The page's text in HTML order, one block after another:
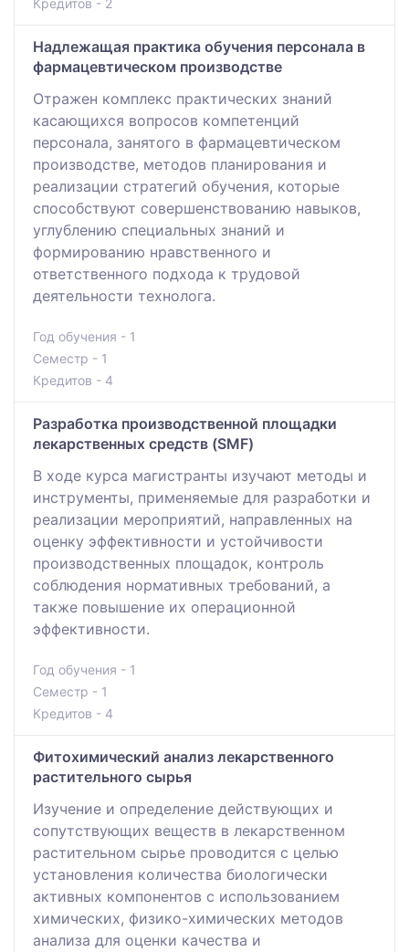
Кредитов - 2
Надлежащая практика обучения персонала в
фармацевтическом производстве
Отражен комплекс практических знаний
касающихся вопросов компетенций
персонала, занятого в фармацевтическом
производстве, методов планирования и
реализации стратегий обучения, которые
способствуют совершенствованию навыков,
углублению специальных знаний и
формированию нравственного и
ответственного подхода к трудовой
деятельности технолога.
Год обучения - 1
Семестр - 1
Кредитов - 4
Разработка производственной площадки
лекарственных средств (SMF)
В ходе курса магистранты изучают методы и
инструменты, применяемые для разработки и
реализации мероприятий, направленных на
оценку эффективности и устойчивости
производственных площадок, контроль
соблюдения нормативных требований, а
также повышение их операционной
эффективности.
Год обучения - 1
Семестр - 1
Кредитов - 4
Фитохимический анализ лекарственного
растительного сырья
Изучение и определение действующих и
сопутствующих веществ в лекарственном
растительном сырье проводится с целью
установления количества биологически
активных компонентов с использованием
химических, физико-химических методов
анализа для оценки качества и